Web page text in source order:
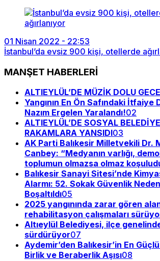
01 Nisan 2022 - 22:53
İstanbul’da evsiz 900 kişi, otellerde
MANŞET HABERLERİ
ALTIEYLÜL’DE MÜZİK DOLU GECE
Yangının En Ön Safındaki İtfaiye
Nazım Ergelen Yaralandı!02
ALTIEYLÜL’DE SOSYAL
RAKAMLARA YANSIDI03
AK Parti Balıkesir Milletvekili Dr.
Canbey: “Medyanın varlığı,
toplumun olmazsa olmaz
Balıkesir Sanayi Sitesi’nde
Alarmı: 52. Sokak Güvenlik
Boşaltıldı05
2025 yangınında zarar gören
rehabilitasyon çalışmaları
Altıeylül Belediyesi, ilçe
sürdürüyor07
Aydemir’den Balıkesir’in En
Birlik ve Beraberlik Aşısı08